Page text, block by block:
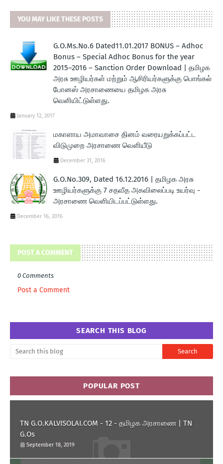
YOU MAY LIKE THESE POSTS
G.O.Ms.No.6 Dated11.01.2017 BONUS – Adhoc
Bonus – Special Adhoc Bonus for the year
2015–2016 – Sanction Order Download | தமிழக
அரசு ஊழியர்கள் மற்றும் ஆசிரியர்களுக்கு பொங்கல்
போனஸ் அரசாணையை தமிழக அரசு
வெளியிட்டுள்ளது.
January 12, 2017
மகாளாய அமாவாசை தினம் வரையறுக்கப்பட்ட
விடுமுறை அரசாணை வெளியீடு
December 31, 2016
G.O.No.309, Dated 16.12.2016 | தமிழக அரசு
ஊழியர்களுக்கு 7 சதவீத அகவிலைப்படி உயர்வு -
அரசாணை வெளியிடப்பட்டுள்ளது.
December 16, 2016
POST A COMMENT
0 Comments
Post a Comment
SEARCH THIS BLOG
POPULAR POST
TN G.O.KALVISOLAI.COM - 12 - தமிழக அரசாணை | TN
G.Os
September 18, 2019